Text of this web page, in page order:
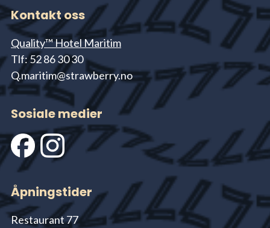
Kontakt oss
Quality™ Hotel Maritim
Tlf: 52 86 30 30
Q.maritim@strawberry.no
Sosiale medier
Åpningstider
Restaurant 77